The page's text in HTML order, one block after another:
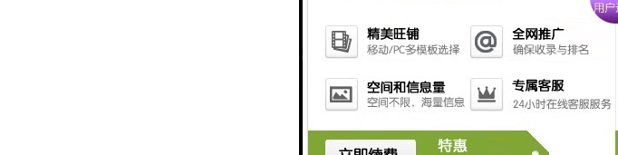
南宁车辆监测系统生产厂家 铜陵上海车辆